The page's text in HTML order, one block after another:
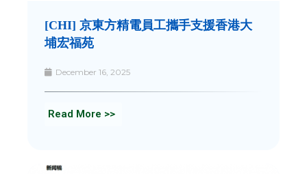
[CHI] 京東方精電員工攜手支援香港大
埔宏福苑
December 16, 2025
Read More >>